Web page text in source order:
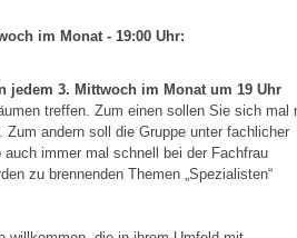
im Monat - 19:00 Uhr:
jedem 3. Mittwoch im Monat um 19 Uhr
treffen. Zum einen sollen Sie sich mal
andern soll die Gruppe unter fachlicher
immer mal schnell bei der Fachfrau
zu brennenden Themen „Spezialisten“